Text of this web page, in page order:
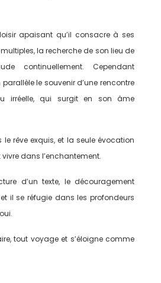
apaisant qu’il consacre à ses
la recherche de son lieu de
continuellement. Cependant
le souvenir d’une rencontre
irréelle, qui surgit en son âme
rêve exquis, et la seule évocation
dans l’enchantement.
d’un texte, le découragement
il se réfugie dans les profondeurs
tout voyage et s’éloigne comme